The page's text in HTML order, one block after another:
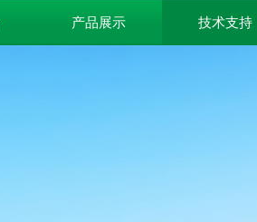
产品展示 技术支持